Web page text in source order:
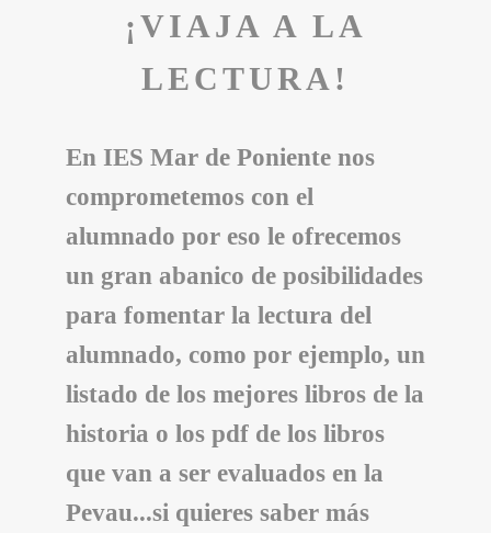
¡VIAJA A LA
LECTURA!
En IES Mar de Poniente nos
comprometemos con el
alumnado por eso le ofrecemos
un gran abanico de posibilidades
para fomentar la lectura del
alumnado, como por ejemplo, un
listado de los mejores libros de la
historia o los pdf de los libros
que van a ser evaluados en la
Pevau...si quieres saber más